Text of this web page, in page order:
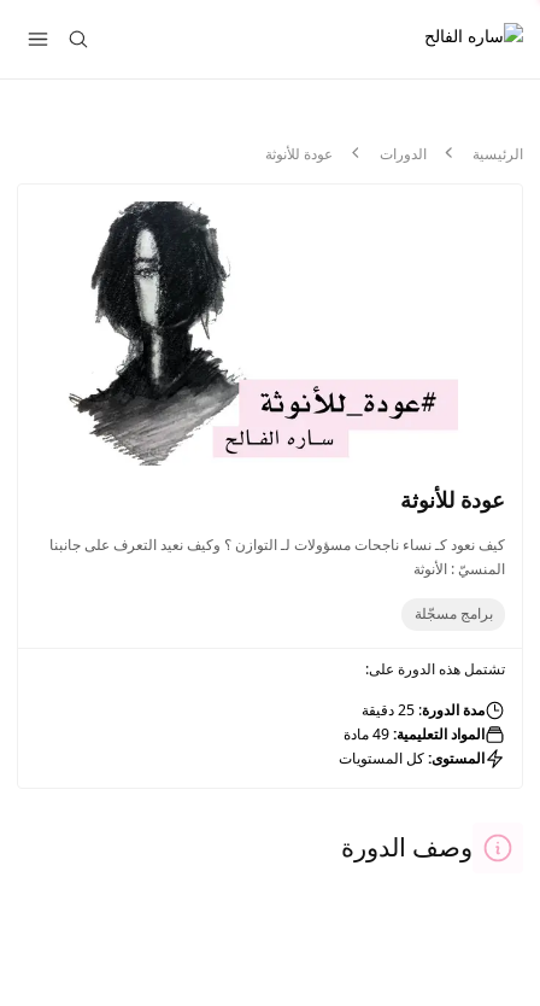
الرئيسية الدورات عودة للأنوثة
وصف الدورة
عودة للأنوثة
كيف نعود كـ نساء ناجحات مسؤولات لـ التوازن ؟ وكيف نعيد التعرف على جانبنا
المنسيّ : الأنوثة
برامج مسجّلة
تشتمل هذه الدورة على:
مدة الدورة: 25 دقيقة
المواد التعليمية:49 مادة
المستوى:كل المستويات